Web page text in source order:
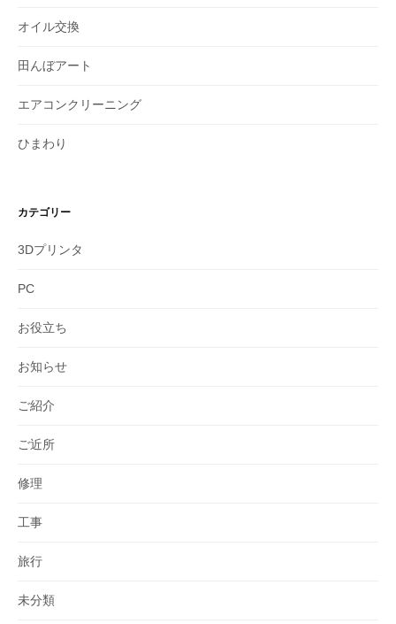
オイル交換
田んぼアート
エアコンクリーニング
ひまわり
カテゴリー
3Dプリンタ
PC
お役立ち
お知らせ
ご紹介
ご近所
修理
工事
旅行
未分類